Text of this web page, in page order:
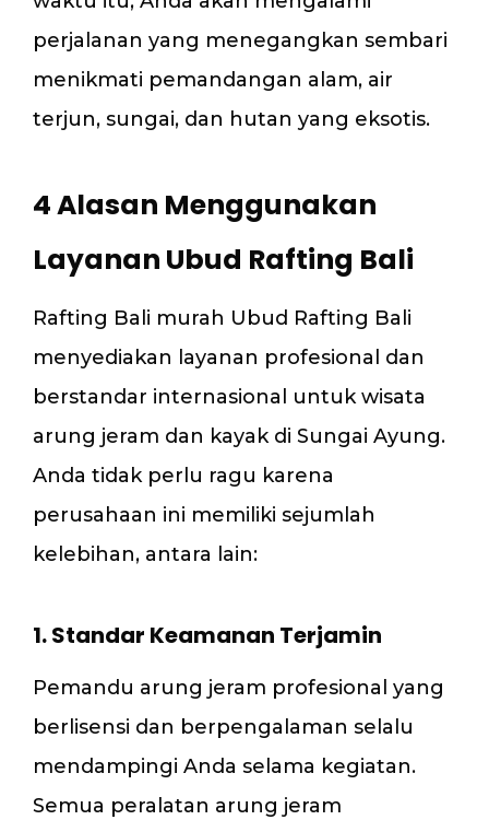
perjalanan yang menegangkan sembari
menikmati pemandangan alam, air
terjun, sungai, dan hutan yang eksotis.
4 Alasan Menggunakan
Layanan Ubud Rafting Bali
Rafting Bali murah Ubud Rafting Bali
menyediakan layanan profesional dan
berstandar internasional untuk wisata
arung jeram dan kayak di Sungai Ayung.
Anda tidak perlu ragu karena
perusahaan ini memiliki sejumlah
kelebihan, antara lain:
1. Standar Keamanan Terjamin
Pemandu arung jeram profesional yang
berlisensi dan berpengalaman selalu
mendampingi Anda selama kegiatan.
Semua peralatan arung jeram